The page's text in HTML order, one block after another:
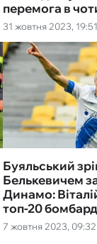
31 жовтня 2023, 19:51
перемога в
7 жовтня 2023, 09:32
Буяльський
Белькевичем
Динамо:
топ-20